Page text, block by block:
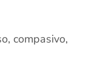
compasivo,